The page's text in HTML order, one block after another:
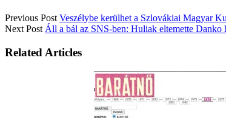
Previous Post Veszélybe kerülhet a Szlovákiai Magyar
Next Post Áll a bál az SNS-ben: Huliak eltemette
Related Articles